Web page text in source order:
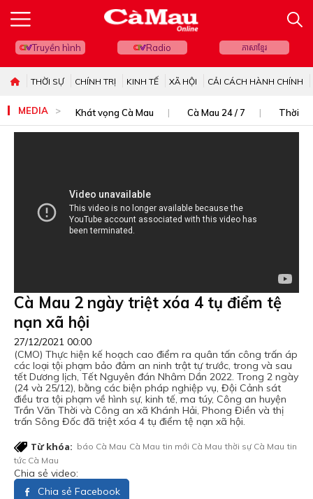
Truyền hình Radio ភាសាខ្មែរ
THỜI SỰ CHÍNH TRỊ KINH TẾ XÃ HỘI CẢI CÁCH HÀNH CHÍNH
MEDIA Khát vọng Cà Mau Cà Mau 24 / 7 Thời sự
Cà Mau 2 ngày triệt xóa 4 tụ điểm tệ
nạn xã hội
27/12/2021 00:00
(CMO) Thực hiện kế hoạch cao điểm ra quân tấn công trấn áp
các loại tội phạm bảo đảm an ninh trật tự trước, trong và sau
tết Dương lịch, Tết Nguyên đán Nhâm Dần 2022. Trong 2 ngày
(24 và 25/12), bằng các biện pháp nghiệp vụ, Đội Cảnh sát
điều tra tội phạm về hình sự, kinh tế, ma túy, Công an huyện
Trần Văn Thời và Công an xã Khánh Hải, Phong Điền và thị
trấn Sông Đốc đã triệt xóa 4 tụ điểm tệ nạn xã hội.
Từ khóa: báo Cà Mau Cà Mau tin mới Cà Mau thời sự Cà Mau tin
tức Cà Mau
Chia sẻ video:
Chia sẻ Facebook